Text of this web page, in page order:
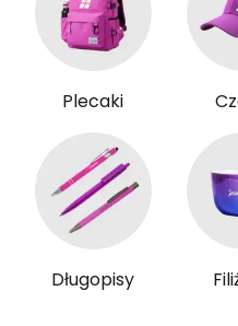
Plecaki
Długopisy